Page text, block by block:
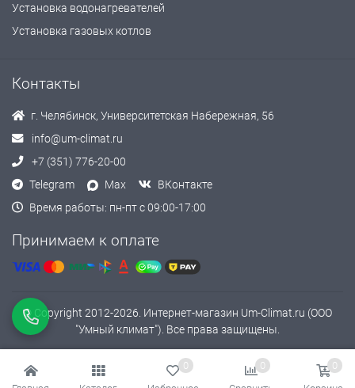
0
0
0
Установка водонагревателей
Установка газовых котлов
Контакты
г. Челябинск, Университетская Набережная, 56
info@um-climat.ru
+7 (351) 776-20-00
Telegram
Max
ВКонтакте
Время работы: пн-пт с 09:00-17:00
Принимаем к оплате
© Copyright 2012-2026. Интернет-магазин Um-Climat.ru (ООО
"Умный климат"). Все права защищены.